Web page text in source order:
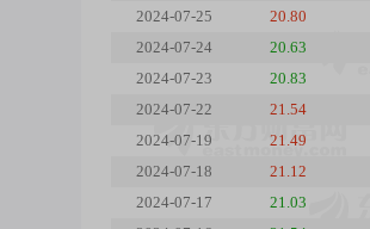
2024-07-25
20.80
2024-07-24
20.63
2024-07-23
20.83
2024-07-22
21.54
2024-07-19
21.49
2024-07-18
21.12
2024-07-17
21.03